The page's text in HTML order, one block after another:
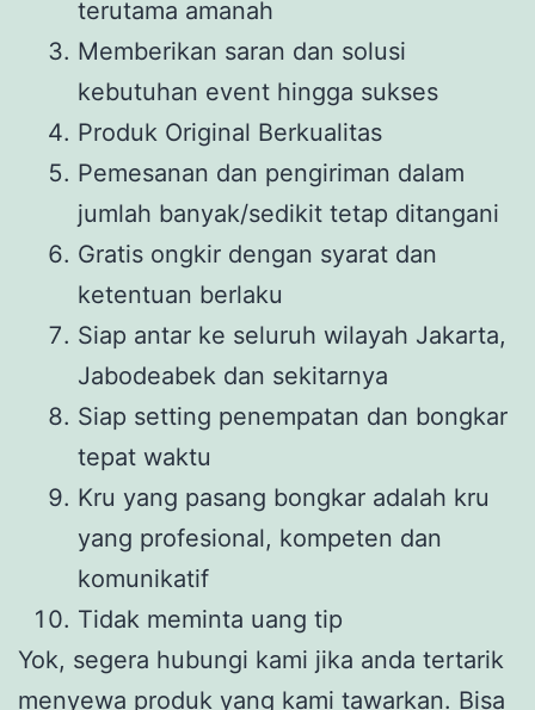
terutama amanah
Memberikan saran dan solusi
kebutuhan event hingga sukses
Produk Original Berkualitas
Pemesanan dan pengiriman dalam
jumlah banyak/sedikit tetap ditangani
Gratis ongkir dengan syarat dan
ketentuan berlaku
Siap antar ke seluruh wilayah Jakarta,
Jabodeabek dan sekitarnya
Siap setting penempatan dan bongkar
tepat waktu
Kru yang pasang bongkar adalah kru
yang profesional, kompeten dan
komunikatif
Tidak meminta uang tip
Yok, segera hubungi kami jika anda tertarik
menyewa produk yang kami tawarkan. Bisa